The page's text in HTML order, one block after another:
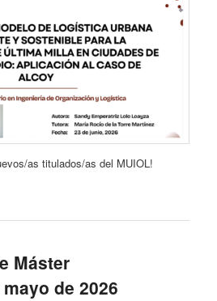
as titulados/as del MUIOL!
Máster
de 2026